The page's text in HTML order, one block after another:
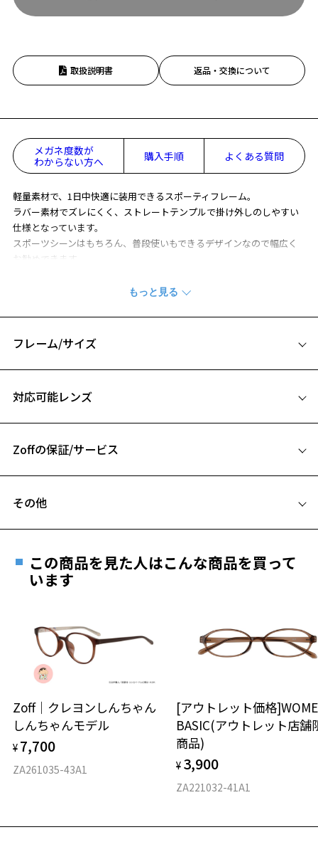
お気に入り
こちら
取扱説明書 返品・交換について
メガネ度数が
わからない方へ
購入手順 よくある質問
軽量素材で、1日中快適に装用できるスポーティフレーム。
ラバー素材でズレにくく、ストレートテンプルで掛け外しのしやすい
仕様となっています。
スポーツシーンはもちろん、普段使いもできるデザインなので幅広く
お勧めできます。
※柄や色味の出方に個体差があり、画像と異なる場合がございます。
SPORTS メガネ ページをみる
※アウトレット商品は、販売から一定期間経過した商品などです。キ
ズ、汚れなどがあるB級品ではございません。
フレーム/サイズ
B ブリッジ(鼻部分)の横幅：17mm
仕上がり寸法
D 仕上がりの横幅：約144mm
対応可能レンズ
フレームとレンズの合計料金を知りたい方へ
Zoffの保証/サービス
安心1 フレーム１年間品質保証
きます。
※保証期間内に交換が行われた場合、保証期間は初期の期間から
延長されません。
安心2 視力測定無料
視力の変化を早めに発見するために、定期的な視
力測定をおすすめいたします。
安心3 かかり具合調整無料
その他
ご希望のお客さまは、「レンズ交換券」をお選びのうえ、
最寄りのZoff実店舗にてレンズをお買い求めください。
※サングラスやパッケージ品では「レンズ交換券」はお選び
談ください。
＜メガネの度数情報がわからない方へ＞
オンラインストアでフレームのみ購入して、
実店舗で度付きにできます
ご購入時に「レンズ交換券」をお選びいただくと、実店舗で
度数を測定のうえ、度付きレンズ（標準セットレンズ）へ無
この商品を見た人はこんな商品を買って
います
Zoff｜クレヨンしんちゃん
しんちゃんモデル
¥ 7,700
ZA261035-43A1
[アウトレット価格
BASIC(アウトレット店舗
商品)
¥ 3,900
ZA221032-41A1